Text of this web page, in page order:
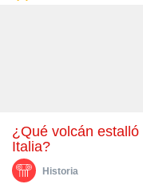
¿Qué volcán estalló en 1944 cerca de Nápoles,
Italia?
Historia